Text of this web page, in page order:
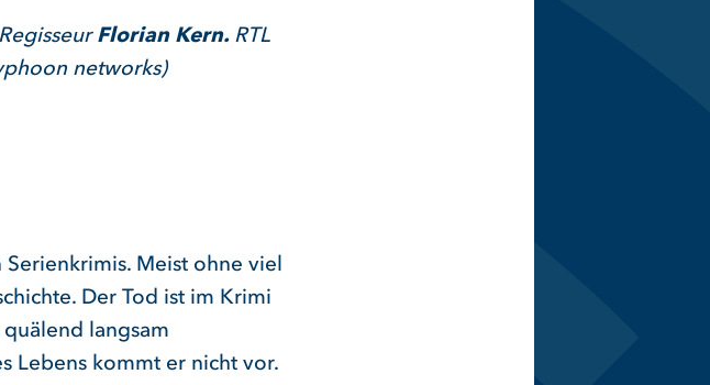
Florian Kern. RTL
networks)
Meist ohne viel
Der Tod ist im Krimi
langsam
Lebens kommt er nicht vor.